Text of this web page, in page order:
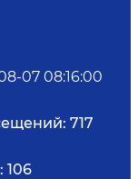
07 08:16:00
717
106